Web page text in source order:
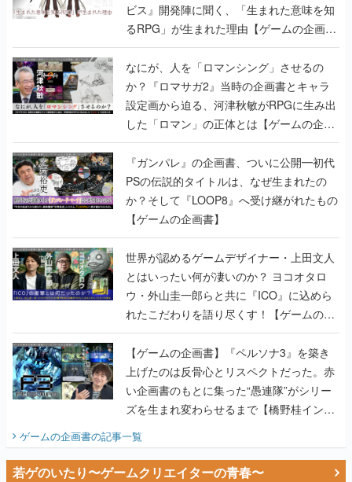
ビス』開発陣に聞く、「生まれた意味を知
るRPG」が生まれた理由【ゲームの企画
書】
なにが、人を「ロマンシング」させるの
か？『ロマサガ2』当時の企画書とキャラ
設定画から迫る、河津秋敏がRPGに生み出
した「ロマン」の正体とは【ゲームの企画
書】
『ガンパレ』の企画書、ついに公開━初代
PSの伝説的タイトルは、なぜ生まれたの
か？そして『LOOP8』へ受け継がれたもの
【ゲームの企画書】
世界が認めるゲームデザイナー・上田文人
とはいったい何が凄いのか？ ヨコオタロ
ウ・外山圭一郎らと共に『ICO』に込めら
れたこだわりを語り尽くす！【ゲームの企
画書】
【ゲームの企画書】『ペルソナ3』を築き
上げたのは反骨心とリスペクトだった。赤
い企画書のもとに集った“愚連隊”がシリー
ズを生まれ変わらせるまで【橋野桂インタ
ゲームの企画書の記事一覧
若ゲのいたり〜ゲームクリエイターの青春〜